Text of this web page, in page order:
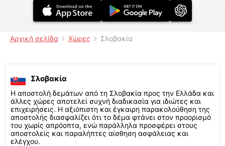
Αρχική σελίδα Χώρες Σλοβακία
Σλοβακία
Η αποστολή δεμάτων από τη Σλοβακία προς την Ελλάδα και
άλλες χώρες αποτελεί συχνή διαδικασία για ιδιώτες και
επιχειρήσεις. Η αξιόπιστη και έγκαιρη παρακολούθηση της
αποστολής διασφαλίζει ότι το δέμα φτάνει στον προορισμό
του χωρίς απρόοπτα, ενώ παράλληλα προσφέρει στους
αποστολείς και παραλήπτες αίσθηση ασφάλειας και
ελέγχου.